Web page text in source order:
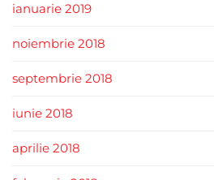
ianuarie 2019
noiembrie 2018
septembrie 2018
iunie 2018
aprilie 2018